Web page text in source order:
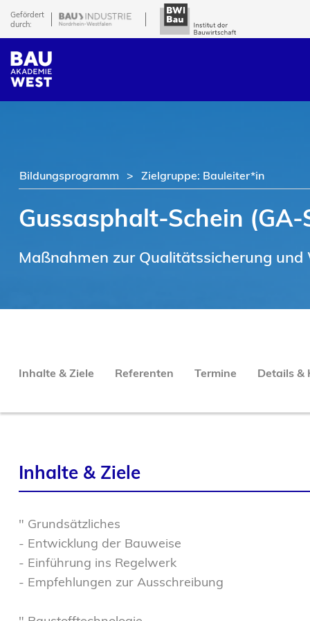
Gefördert
durch:
Bildungsprogramm Zielgruppe: Bauleiter*in
Gussasphalt-Schein (GA-
Maßnahmen zur Qualitätssicherung
Inhalte & Ziele Referenten Termine Details &
Inhalte & Ziele
" Grundsätzliches
- Entwicklung der Bauweise
- Einführung ins Regelwerk
- Empfehlungen zur Ausschreibung